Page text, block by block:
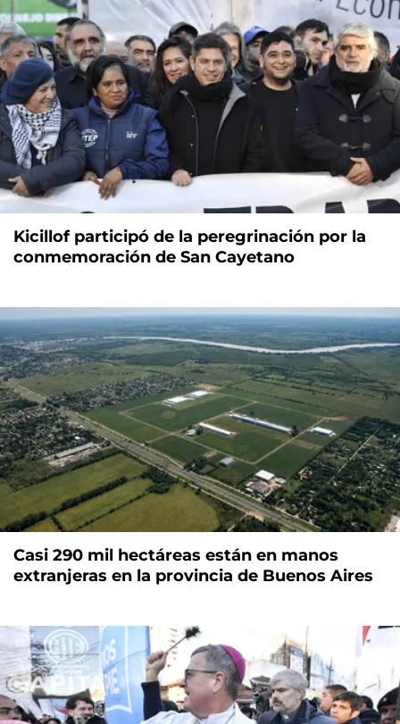
Kicillof participó de la peregrinación por la
conmemoración de San Cayetano
Casi 290 mil hectáreas están en manos
extranjeras en la provincia de Buenos Aires